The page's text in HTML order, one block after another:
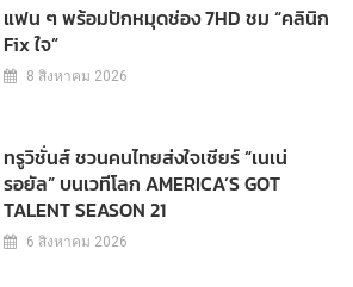
แฟน ๆ พร้อมปักหมุดช่อง 7HD ชม “คลินิก
Fix ใจ”
8 สิงหาคม 2026
ทรูวิชั่นส์ ชวนคนไทยส่งใจเชียร์ “เนเน่
รอยัล” บนเวทีโลก AMERICA’S GOT
TALENT SEASON 21
6 สิงหาคม 2026